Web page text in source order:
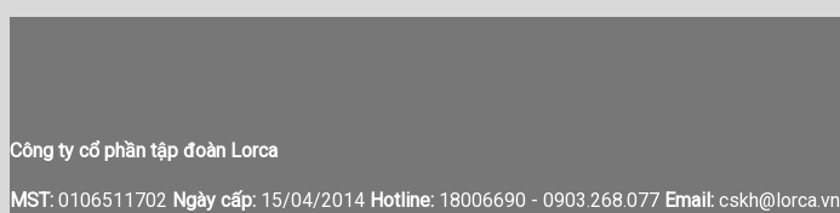
Công ty cổ phần tập đoàn Lorca
MST: 0106511702 Ngày cấp: 15/04/2014 Hotline: 18006690 - 0903.268.077 Email: cskh@lorca.vn